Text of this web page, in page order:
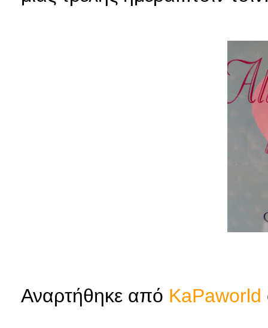
Αναρτήθηκε από KaPaworld